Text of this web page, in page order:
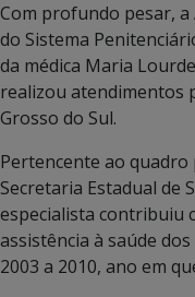
Com profundo pesar, a
do Sistema
da médica Maria
realizou atendimentos
Grosso do Sul.
Pertencente ao
Secretaria Estadual de
especialista contribuiu
assistência à saúde
2003 a 2010, ano em